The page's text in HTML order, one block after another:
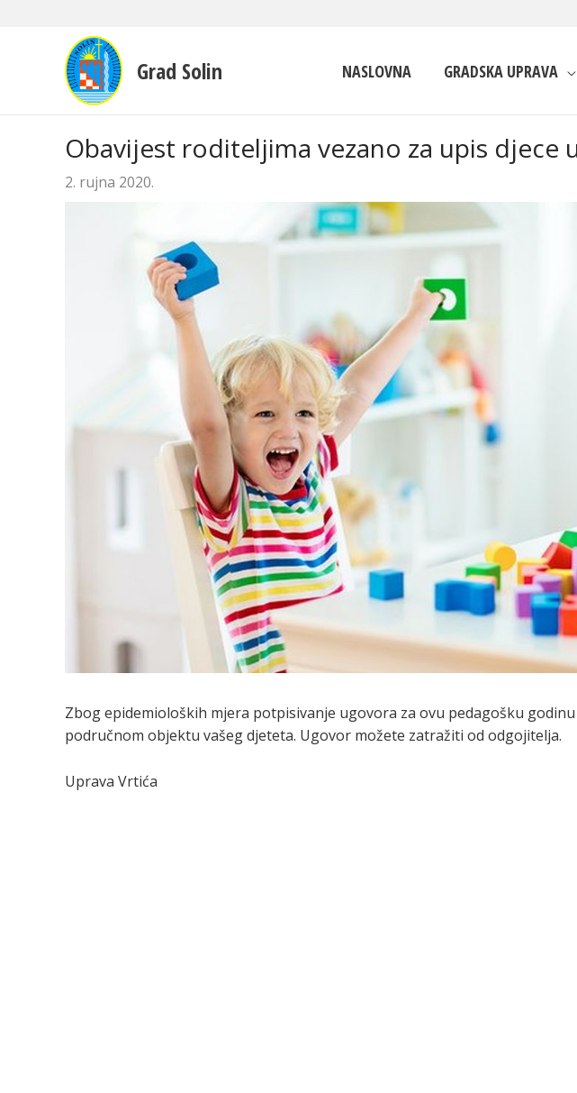
Grad Solin NASLOVNA GRADSKA UPRAVA
Obavijest roditeljima vezano za upis djece
2. rujna 2020.
Zbog epidemioloških mjera potpisivanje ugovora za ovu pedagošku godinu
područnom objektu vašeg djeteta. Ugovor možete zatražiti od odgojitelja.
Uprava Vrtića